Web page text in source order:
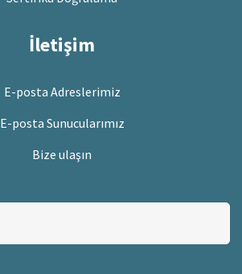
İletişim
E-posta Adreslerimiz
E-posta Sunucularımız
Bize ulaşın